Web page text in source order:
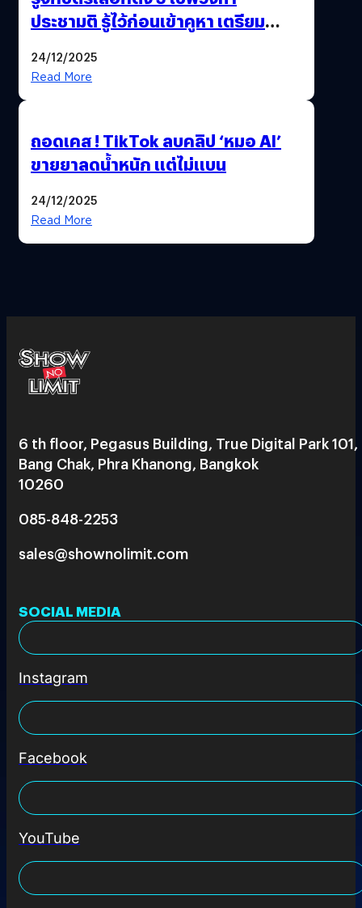
ประชามติ รู้ไว้ก่อนเข้าคูหา เตรียม
24/12/2025
Read More
ถอดเคส ! TikTok ลบคลิป ‘หมอ AI’
ขายยาลดน้ำหนัก แต่ไม่แบน
24/12/2025
Read More
6 th floor, Pegasus Building, True Digital Park 101,
Bang Chak, Phra Khanong, Bangkok
10260
085-848-2253
sales@shownolimit.com
SOCIAL MEDIA
Instagram
Facebook
YouTube